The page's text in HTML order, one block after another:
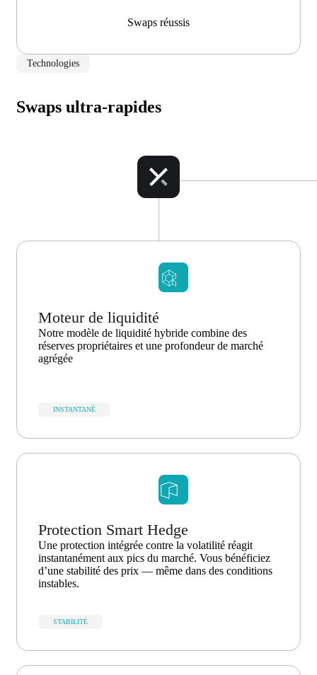
Swaps réussis
Technologies
Swaps ultra-rapides
Moteur de liquidité
Notre modèle de liquidité hybride combine des
réserves propriétaires et une profondeur de marché
agrégée
INSTANTANÉ
Protection Smart Hedge
Une protection intégrée contre la volatilité réagit
instantanément aux pics du marché. Vous bénéficiez
d’une stabilité des prix — même dans des conditions
instables.
STABILITÉ